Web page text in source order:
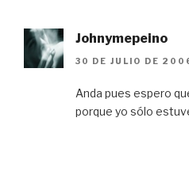
Johnymepeino
30 DE JULIO DE
Anda pues espero
porque yo sólo